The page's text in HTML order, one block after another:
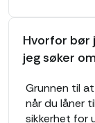
Hvorfor bør
jeg søker
Grunnen til
når du låner
sikkerhet for